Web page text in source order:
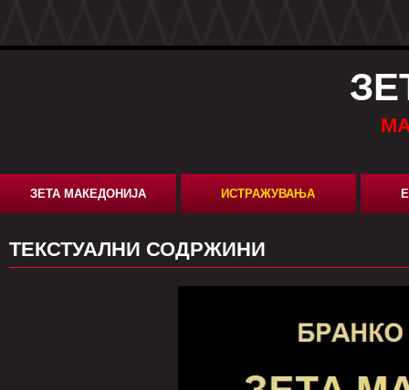
ЗЕТА МАКЕДОНИЈА ИСТРАЖУВАЊА
ТЕКСТУАЛНИ СОДРЖИНИ